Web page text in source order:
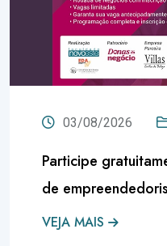
encontro
da região